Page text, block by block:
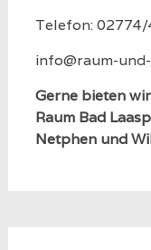
Telefon:
info@raum-
Gerne bieten
Raum Bad
Netphen und